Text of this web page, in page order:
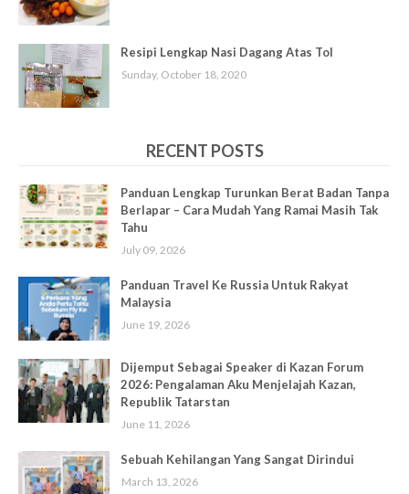
Resipi Lengkap Nasi Dagang Atas Tol
Sunday, October 18, 2020
RECENT POSTS
Panduan Lengkap Turunkan Berat Badan Tanpa
Berlapar – Cara Mudah Yang Ramai Masih Tak
Tahu
July 09, 2026
Panduan Travel Ke Russia Untuk Rakyat
Malaysia
June 19, 2026
Dijemput Sebagai Speaker di Kazan Forum
2026: Pengalaman Aku Menjelajah Kazan,
Republik Tatarstan
June 11, 2026
Sebuah Kehilangan Yang Sangat Dirindui
March 13, 2026